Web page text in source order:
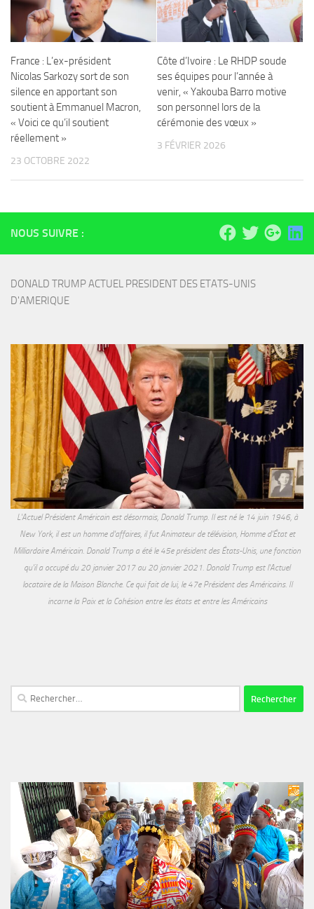
France : L’ex-président
Nicolas Sarkozy sort de son
silence en apportant son
soutient à Emmanuel Macron,
« Voici ce qu’il soutient
réellement »
23 OCTOBRE 2022
Côte d’Ivoire : Le RHDP soude
ses équipes pour l’année à
venir, « Yakouba Barro motive
son personnel lors de la
cérémonie des vœux »
3 FÉVRIER 2026
NOUS SUIVRE :
DONALD TRUMP ACTUEL PRESIDENT DES ETATS-UNIS
D'AMERIQUE
L'Actuel Président Américain est désormais, Donald Trump. Il est né le 14 juin 1946, à
New York, il est un homme d'affaires, il fut Animateur de télévision, Homme d'État et
Milliardaire Américain. Donald Trump a été le 45e président des États-Unis, une fonction
qu'il a occupé du 20 janvier 2017 au 20 janvier 2021. Donald Trump est l'Actuel
locataire de la Maison Blanche. Ce qui fait de lui, le 47e Président des Américains. Il
incarne la Paix et la Cohésion entre les états et entre les Américains
Rechercher :